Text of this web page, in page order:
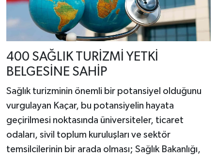
400 SAĞLIK TURİZMİ YETKİ
BELGESİNE SAHİP
Sağlık turizminin önemli bir potansiyel olduğunu
vurgulayan Kaçar, bu potansiyelin hayata
geçirilmesi noktasında üniversiteler, ticaret
odaları, sivil toplum kuruluşları ve sektör
temsilcilerinin bir arada olması; Sağlık Bakanlığı,